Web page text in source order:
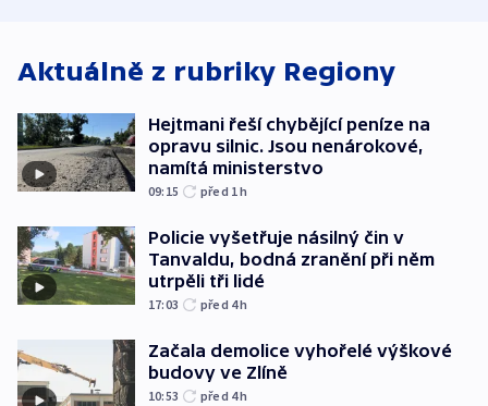
Aktuálně z rubriky Regiony
Hejtmani řeší chybějící peníze na
opravu silnic. Jsou nenárokové,
namítá ministerstvo
09:15 před 1h
Policie vyšetřuje násilný čin v
Tanvaldu, bodná zranění při něm
utrpěli tři lidé
17:03 před 4h
Začala demolice vyhořelé výškové
budovy ve Zlíně
10:53 před 4h